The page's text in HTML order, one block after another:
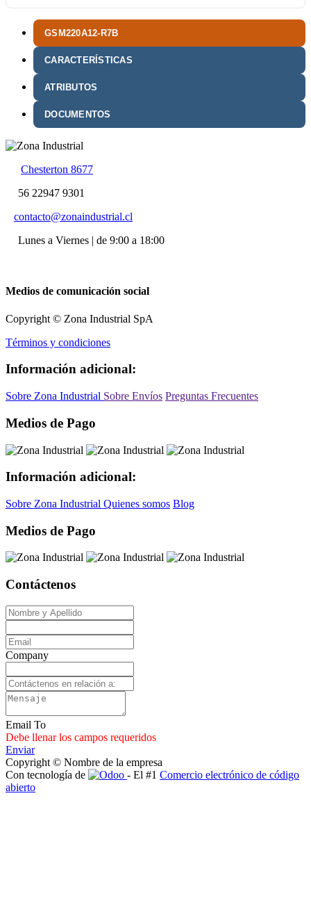
GSM220A12-R7B
CARACTERÍSTICAS
ATRIBUTOS
DOCUMENTOS
Chesterton 8677
56 22947 9301
contacto@zonaindustrial.cl
Lunes a Viernes | de 9:00 a 18:00
Medios de comunicación social
Copyright © Zona Industrial SpA
Términos y condiciones
Información adicional:
Sobre Zona Industrial Sobre Envíos Preguntas Frecuentes
Medios de Pago
Información adicional:
Sobre Zona Industrial Quienes somos Blog
Medios de Pago
Contáctenos
Company
Email To
Debe llenar los campos requeridos
Enviar
Copyright © Nombre de la empresa
Con tecnología de
- El #1 Comercio electrónico de código
abierto